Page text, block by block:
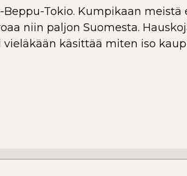
Tokio. Kumpikaan meistä
niin paljon Suomesta.
käsittää miten iso